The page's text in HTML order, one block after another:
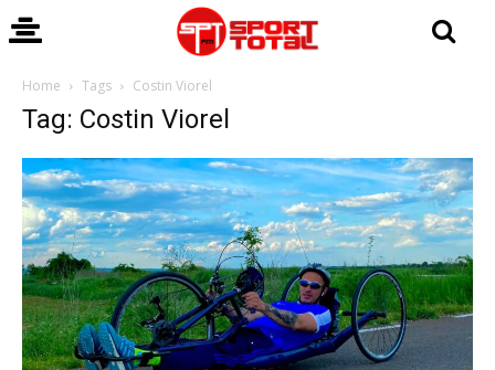
Home Tags Costin Viorel
Tag: Costin Viorel